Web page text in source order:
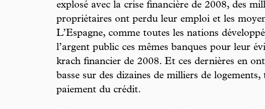
explosé avec la crise financière de 2008, des
propriétaires ont perdu leur emploi et les
L’Espagne, comme toutes les nations
l’argent public ces mêmes banques pour leur
krach financier de 2008. Et ces dernières en
basse sur des dizaines de milliers de
paiement du crédit.